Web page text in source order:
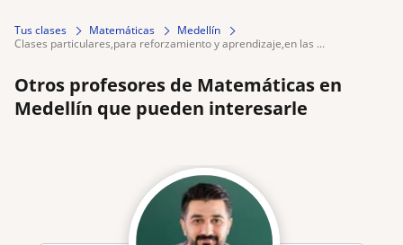
Tus clases Matemáticas
Medellín
clases particulares,para reforzamiento y aprendizaje,en las ...
Otros profesores de Matemáticas en
Medellín que pueden interesarle